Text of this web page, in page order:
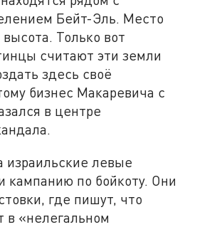
Бейт-Эль. Место
Только вот
считают эти земли
здесь своё
бизнес Макаревича с
в центре
израильские левые
кампанию по бойкоту. Они
где пишут, что
в «нелегальном